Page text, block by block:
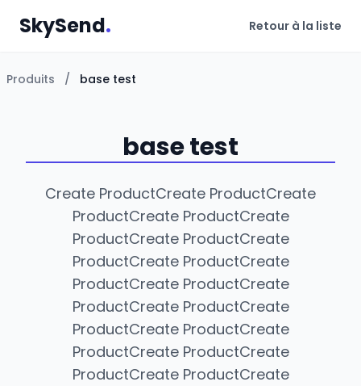
SkySend. Retour à la liste
Produits / base test
base test
Create ProductCreate ProductCreate
ProductCreate ProductCreate
ProductCreate ProductCreate
ProductCreate ProductCreate
ProductCreate ProductCreate
ProductCreate ProductCreate
ProductCreate ProductCreate
ProductCreate ProductCreate
ProductCreate ProductCreate